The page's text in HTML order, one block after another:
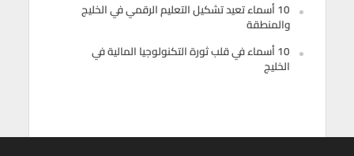
10 أسماء تعيد تشكيل التعليم الرقمي في الخليج
والمنطقة
10 أسماء في قلب ثورة التكنولوجيا المالية في
الخليج